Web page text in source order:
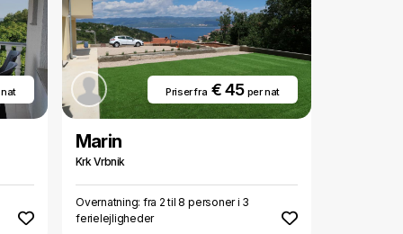
Priser fra€ 45 per nat
Marin
Krk Vrbnik
Overnatning: fra 2 til 8 personer i 3
ferielejligheder